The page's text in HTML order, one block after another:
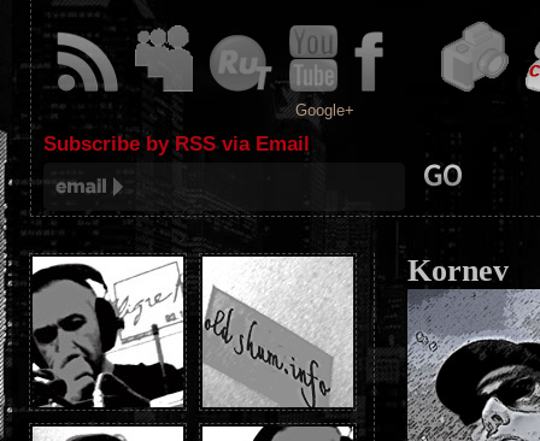
Google+
Subscribe by RSS via Email
Kornev